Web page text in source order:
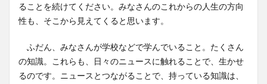
ることを続けてください。みなさんのこれからの人生の方向
性も、そこから見えてくると思います。
ふだん、みなさんが学校などで学んでいること。たくさん
の知識。これらも、日々のニュースに触れることで、生かせ
るのです。ニュースとつながることで、持っている知識は、